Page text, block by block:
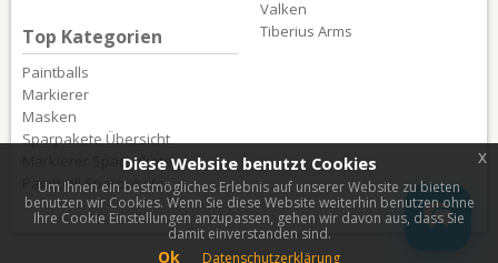
Top Kategorien
Paintballs
Markierer
Masken
Sparpakete Übersicht
Markierer Sparpakete
Paintball Sparpakete
Valken
Tiberius Arms
Diese Website benutzt Cookies
Um Ihnen ein bestmögliches Erlebnis auf unserer Website zu bieten
benutzen wir Cookies. Wenn Sie diese Website weiterhin benutzen ohne
Ihre Cookie Einstellungen anzupassen, gehen wir davon aus, dass Sie
damit einverstanden sind.
Ok Datenschutzerklärung
x